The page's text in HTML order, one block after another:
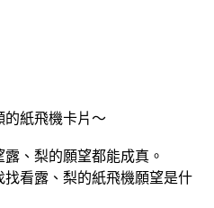
的紙飛機卡片～
、梨的願望都能成真。
看露、梨的紙飛機願望是什